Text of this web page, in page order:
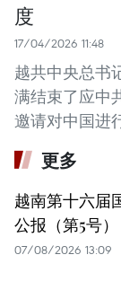
度
17/04/2026 11:48
越共中央总书
满结束了应中
邀请对中国进
更多
越南第十六届
公报（第5号）
07/08/2026 13:09